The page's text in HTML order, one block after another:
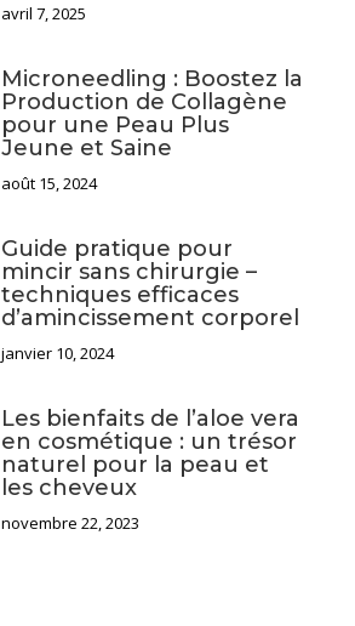
avril 7, 2025
Microneedling : Boostez la
Production de Collagène
pour une Peau Plus
Jeune et Saine
août 15, 2024
Guide pratique pour
mincir sans chirurgie –
techniques efficaces
d’amincissement corporel
janvier 10, 2024
Les bienfaits de l’aloe vera
en cosmétique : un trésor
naturel pour la peau et
les cheveux
novembre 22, 2023